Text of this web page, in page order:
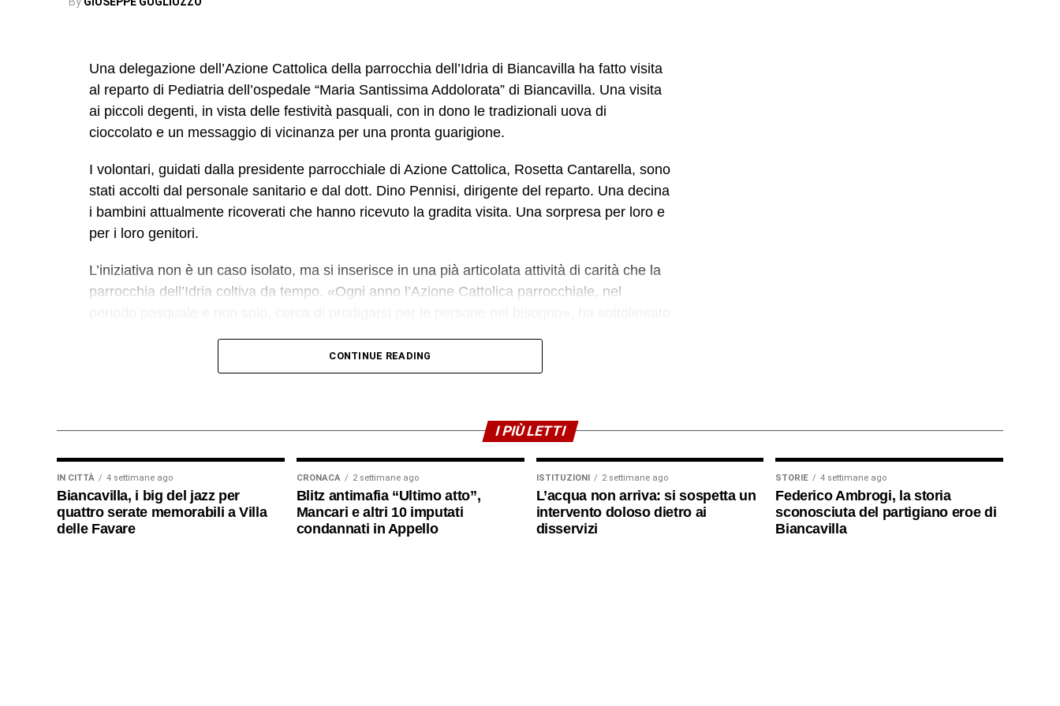
In queste settimane, l’Accademia è al lavoro per preparare i saggi e le esibizioni – aperte al
pubblico – che segneranno la conclusione di questo sedicesimo anno di attività. Un
traguardo che racconta impegno, passione e una costante attenzione alla crescita culturale
© RIPRODUZIONE RISERVATA
Una delegazione dell’Azione Cattolica della parrocchia dell’Idria di Biancavilla ha fatto visita
al reparto di Pediatria dell’ospedale “Maria Santissima Addolorata” di Biancavilla. Una visita
ai piccoli degenti, in vista delle festività pasquali, con in dono le tradizionali uova di
cioccolato e un messaggio di vicinanza per una pronta guarigione.
I volontari, guidati dalla presidente parrocchiale di Azione Cattolica, Rosetta Cantarella, sono
stati accolti dal personale sanitario e dal dott. Dino Pennisi, dirigente del reparto. Una decina
i bambini attualmente ricoverati che hanno ricevuto la gradita visita. Una sorpresa per loro e
per i loro genitori.
L’iniziativa non è un caso isolato, ma si inserisce in una pià articolata attività di carità che la
parrocchia dell’Idria coltiva da tempo. «Ogni anno l’Azione Cattolica parrocchiale, nel
voluto regalare un sorriso e un momento di spensieratezza ai piccoli pazienti che stanno
affrontando la malattia, affinché sentano che la comunità fuori da queste mura tifi per loro».
dell’Idria, Don Giovambattista Zappalà, che ha scambiato alcune parole di conforto con le
famiglie e ha impartito una benedizione ai piccoli e al personale medico.
© RIPRODUZIONE RISERVATA
CONTINUE READING
I PIÙ LETTI
IN CITTÀ 4 settimane ago
Biancavilla, i big del jazz per
quattro serate memorabili a Villa
delle Favare
CRONACA 2 settimane ago
Blitz antimafia “Ultimo atto”,
Mancari e altri 10 imputati
condannati in Appello
ISTITUZIONI 2 settimane ago
L’acqua non arriva: si sospetta un
intervento doloso dietro ai
disservizi
STORIE 4 settimane ago
Federico Ambrogi, la storia
sconosciuta del partigiano eroe di
Biancavilla